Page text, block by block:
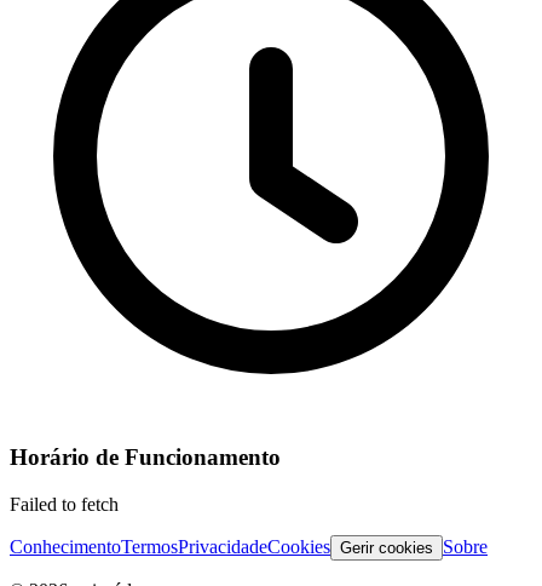
Horário de Funcionamento
Failed to fetch
ConhecimentoTermosPrivacidadeCookies Gerir cookies Sobre